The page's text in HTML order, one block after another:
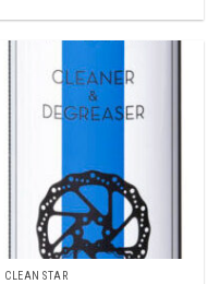
CLEAN STAR